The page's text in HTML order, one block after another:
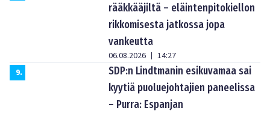
rääkkääjiltä – eläintenpitokiellon
rikkomisesta jatkossa jopa
vankeutta
06.08.2026 | 14:27
9.
SDP:n Lindtmanin esikuvamaa sai
kyytiä puoluejohtajien paneelissa
– Purra: Espanjan